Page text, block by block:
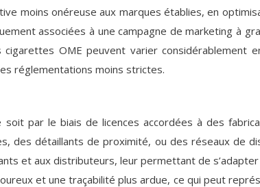
moins onéreuse aux marques établies, en
associées à une campagne de marketing à
OME peuvent varier considérablement
réglementations moins strictes.
soit par le biais de licences accordées à des
des détaillants de proximité, ou des réseaux de
et aux distributeurs, leur permettant de
et une traçabilité plus ardue, ce qui peut